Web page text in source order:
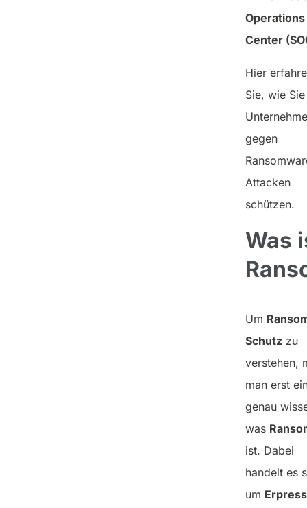
Operations
Center
Hier
Sie, wie
gegen
Attacken
schützen.
Was
Um
Schutz zu
verstehen,
man erst
genau
was
ist. Dabei
handelt es
um